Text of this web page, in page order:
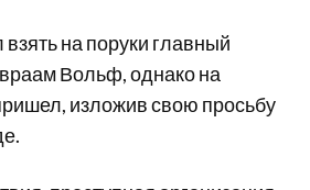
на поруки главный
Вольф, однако на
изложив свою просьбу